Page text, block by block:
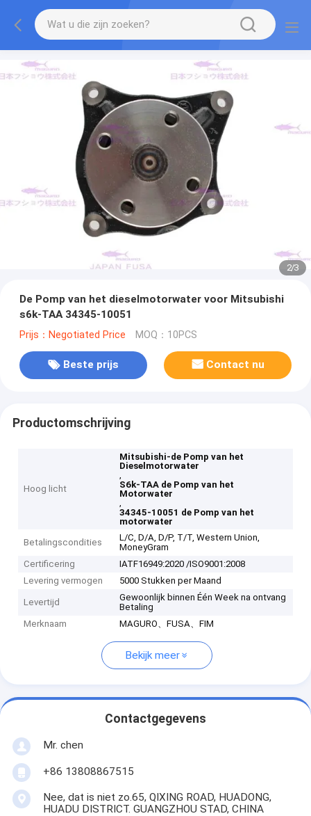
2/3
De Pomp van het dieselmotorwater voor Mitsubishi
s6k-TAA 34345-10051
Prijs：Negotiated Price MOQ：10PCS
Beste prijs Contact nu
Productomschrijving
Hoog licht
Mitsubishi-de Pomp van het
Dieselmotorwater
,
S6k-TAA de Pomp van het
Motorwater
,
34345-10051 de Pomp van het
motorwater
Betalingscondities
L/C, D/A, D/P, T/T, Western Union,
MoneyGram
Certificering
IATF16949:2020 /ISO9001:2008
Levering vermogen
5000 Stukken per Maand
Levertijd
Gewoonlijk binnen Één Week na ontvang
Betaling
Merknaam
MAGURO、FUSA、FIM
Bekijk meer
Contactgegevens
Mr. chen
+86 13808867515
Nee, dat is niet zo.65, QIXING ROAD, HUADONG,
HUADU DISTRICT. GUANGZHOU STAD, CHINA